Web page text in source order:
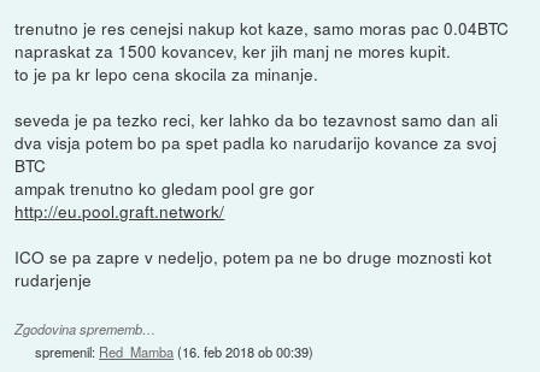
trenutno je res cenejsi nakup kot kaze, samo moras pac 0.04BTC
napraskat za 1500 kovancev, ker jih manj ne mores kupit.
to je pa kr lepo cena skocila za minanje.
seveda je pa tezko reci, ker lahko da bo tezavnost samo dan ali
dva visja potem bo pa spet padla ko narudarijo kovance za svoj
BTC
ampak trenutno ko gledam pool gre gor
http://eu.pool.graft.network/
ICO se pa zapre v nedeljo, potem pa ne bo druge moznosti kot
rudarjenje
Zgodovina sprememb…
spremenil: Red_Mamba(16. feb 2018 ob 00:39)